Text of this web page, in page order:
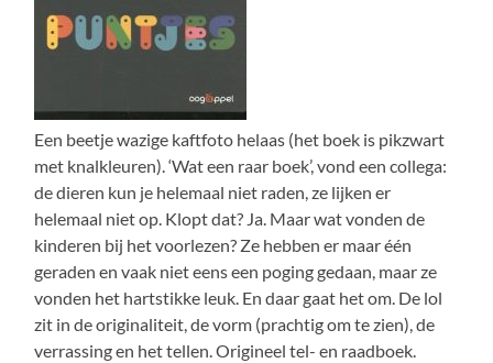
Een beetje wazige kaftfoto helaas (het boek is pikzwart
met knalkleuren). ‘Wat een raar boek’, vond een collega:
de dieren kun je helemaal niet raden, ze lijken er
helemaal niet op. Klopt dat? Ja. Maar wat vonden de
kinderen bij het voorlezen? Ze hebben er maar één
geraden en vaak niet eens een poging gedaan, maar ze
vonden het hartstikke leuk. En daar gaat het om. De lol
zit in de originaliteit, de vorm (prachtig om te zien), de
verrassing en het tellen. Origineel tel- en raadboek.